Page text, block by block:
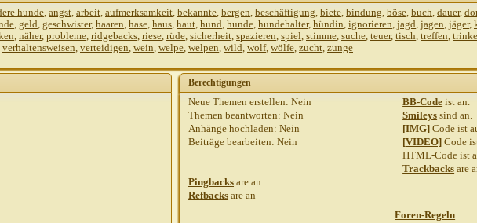
hunde, angst, arbeit, aufmerksamkeit, bekannte, bergen, beschäftigung, biete, bindung, böse, buch, dauer,
, geld, geschwister, haaren, hase, haus, haut, hund, hunde, hundehalter, hündin, ignorieren, jagd, jagen, jäger,
, näher, probleme, ridgebacks, riese, rüde, sicherheit, spazieren, spiel, stimme, suche, teuer, tisch, treffen,
verhaltensweisen, verteidigen, wein, welpe, welpen, wild, wolf, wölfe, zucht, zunge
Berechtigungen
Neue Themen erstellen:Nein
Themen beantworten:Nein
Anhänge hochladen:Nein
Beiträge bearbeiten:Nein
BB-Code istan.
Smileys sindan.
[IMG] Code ist
[VIDEO] Code
HTML-Code ist
Trackbacks are
Pingbacks arean
Refbacks arean
Foren-Regeln